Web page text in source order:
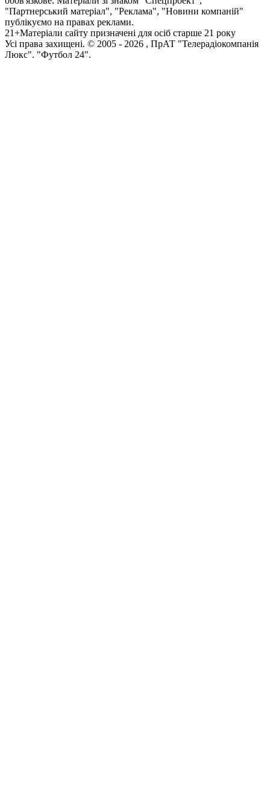
"Партнерський матеріал", "Реклама", "Новини компаній"
публікуємо на правах реклами.
21+Матеріали сайту призначені для осіб старше 21 року
Усi права захищенi. © 2005 - 2026 , ПрАТ "Телерадіокомпанія
Люкс". "Футбол 24".